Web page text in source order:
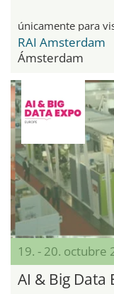
únicamente para
RAI Amsterdam
Ámsterdam
19. - 20. octubre
AI & Big Data